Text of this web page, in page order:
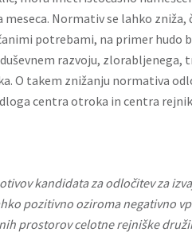
Normativ se lahko zniža,
potrebami, na primer hudo
razvoju, zlorabljenega,
O takem znižanju normativa
centra otroka in centra
kandidata za odločitev za
pozitivno oziroma negativno
prostorov celotne rejniške